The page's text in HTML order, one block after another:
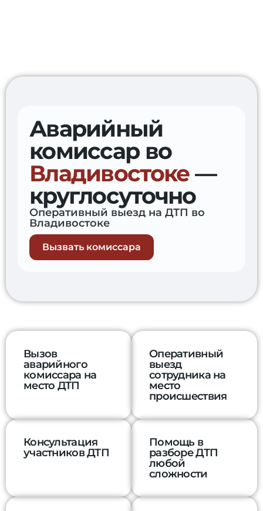
Аварийный
комиссар во
Владивостоке—
круглосуточно
Оперативный выезд на ДТП во
Владивостоке
Вызвать комиссара
Вызов
аварийного
комиссара на
место ДТП
Оперативный
выезд
сотрудника на
место
происшествия
Консультация
участников ДТП
Помощь в
разборе ДТП
любой
сложности